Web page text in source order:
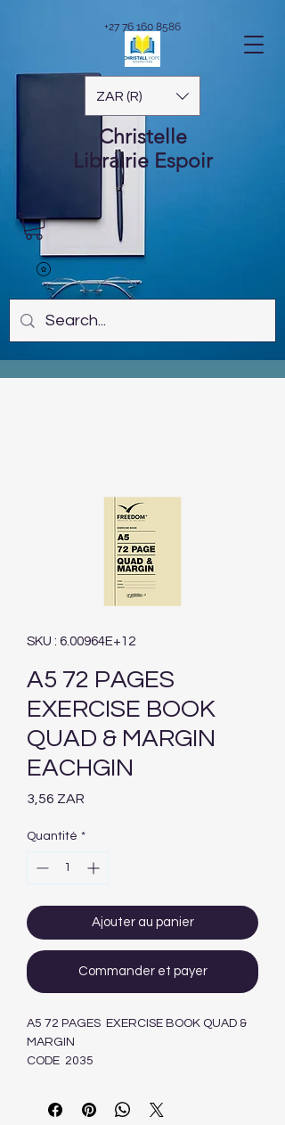
ZAR (R)
Christelle
Librairie Espoir
+27 76 160 8586
SKU : 6.00964E+12
A5 72 PAGES
EXERCISE BOOK
QUAD & MARGIN
EACHGIN
3,56 ZAR
Quantité *
Ajouter au panier
Commander et payer
A5 72 PAGES EXERCISE BOOK QUAD &
MARGIN
CODE 2035